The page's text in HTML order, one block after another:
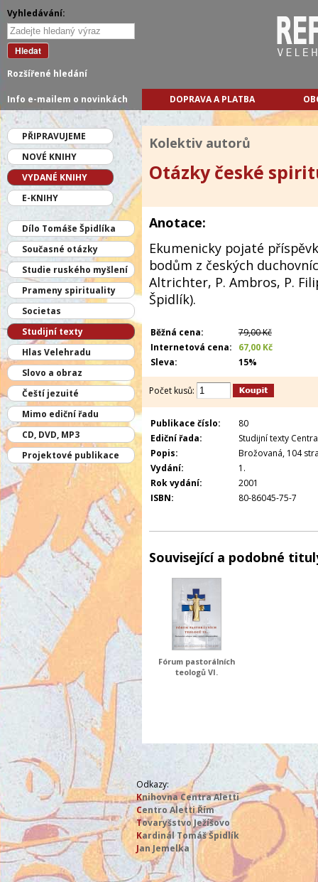
DOPRAVA A PLATBA
PŘIPRAVUJEME
NOVÉ KNIHY
VYDANÉ KNIHY
E-KNIHY
Dílo Tomáše Špidlíka
Současné otázky
Studie ruského myšlení
Prameny spirituality
Societas
Studijní texty
Hlas Velehradu
Slovo a obraz
Čeští jezuité
Mimo ediční řadu
CD, DVD, MP3
Projektové publikace
Kolektiv autorů
Otázky české
Anotace:
Ekumenicky pojaté
bodům z českých
Altrichter, P. Ambros, P.
Špidlík).
Běžná cena:
79,00 Kč
Internetová cena:
67,00 Kč
Sleva:
15%
Počet kusů:
Publikace číslo:
80
Ediční řada:
Studijní texty
Popis:
Brožovaná, 104
Vydání:
1.
Rok vydání:
2001
ISBN:
80-86045-75-7
Související a podobné
Fórum pastorálních
teologů VI.
Vyhledávání:
Hledat
Rozšířené hledání
Info e-mailem o novinkách
Odkazy:
Knihovna Centra Aletti
Centro Aletti Řím
Tovaryšstvo Ježíšovo
Kardinál Tomáš Špidlík
Jan Jemelka